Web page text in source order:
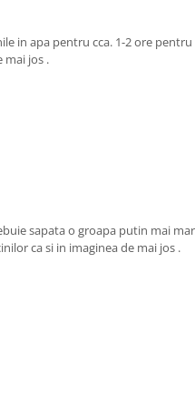
in apa pentru cca. 1-2 ore
mai jos .
sapata o groapa putin mai
ca si in imaginea de mai jos .